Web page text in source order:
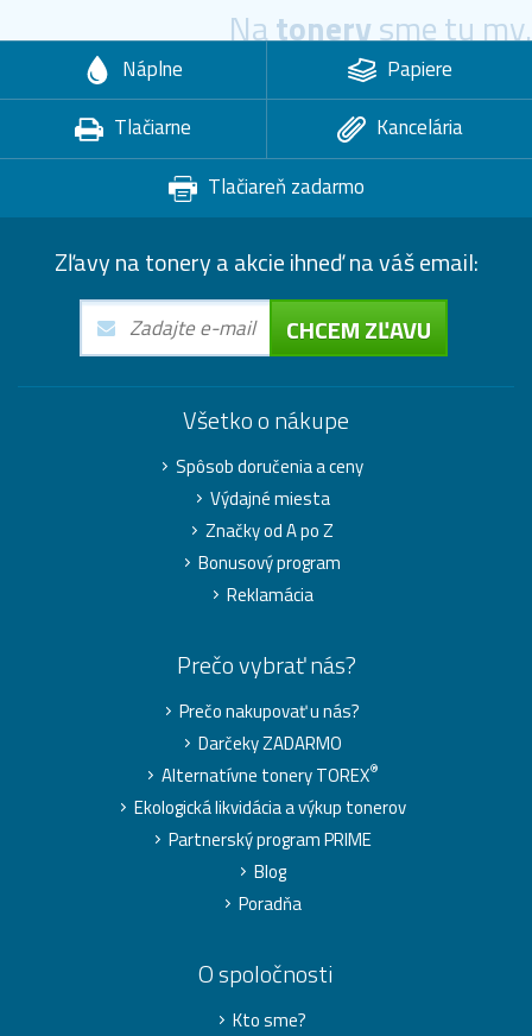
Natonerysme tu my.
Náplne
Papiere
Tlačiarne
Kancelária
Tlačiareň zadarmo
Zľavy na tonery a akcie ihneď na váš email:
CHCEM ZĽAVU
Všetko o nákupe
Spôsob doručenia a ceny
Výdajné miesta
Značky od A po Z
Bonusový program
Reklamácia
Prečo vybrať nás?
Prečo nakupovať u nás?
Darčeky ZADARMO
Alternatívne tonery TOREX®
Ekologická likvidácia a výkup tonerov
Partnerský program PRIME
Blog
Poradňa
O spoločnosti
Kto sme?